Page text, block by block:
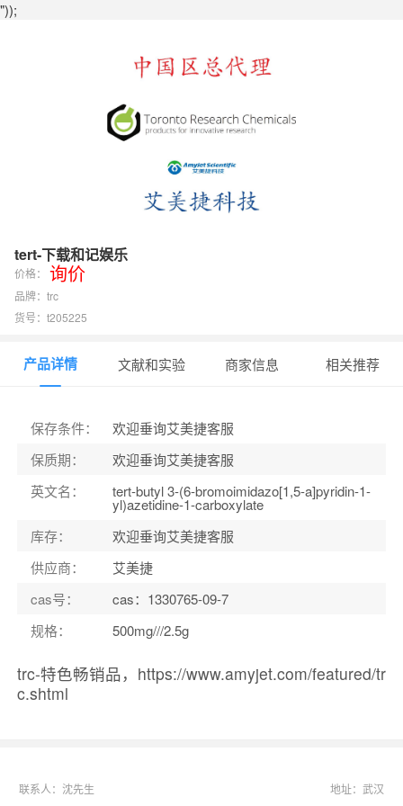
"));
tert-下载和记娱乐
价格： 询价
品牌：trc
货号：t205225
产品详情 文献和实验 商家信息 相关推荐
保存条件：
欢迎垂询艾美捷客服
保质期：
欢迎垂询艾美捷客服
英文名：
tert-butyl 3-(6-bromoimidazo[1,5-a]pyridin-1-
yl)azetidine-1-carboxylate
库存：
欢迎垂询艾美捷客服
供应商：
艾美捷
cas号：
cas：1330765-09-7
规格：
500mg///2.5g
trc-特色畅销品，https://www.amyjet.com/featured/tr
c.shtml
联系人：沈先生 地址：武汉